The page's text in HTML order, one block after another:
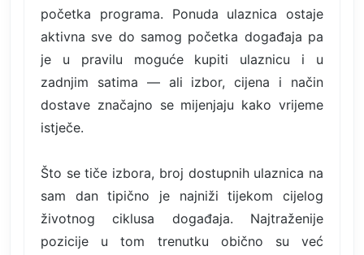
početka programa. Ponuda ulaznica ostaje
aktivna sve do samog početka događaja pa
je u pravilu moguće kupiti ulaznicu i u
zadnjim satima — ali izbor, cijena i način
dostave značajno se mijenjaju kako vrijeme
istječe.
Što se tiče izbora, broj dostupnih ulaznica na
sam dan tipično je najniži tijekom cijelog
životnog ciklusa događaja. Najtraženije
pozicije u tom trenutku obično su već